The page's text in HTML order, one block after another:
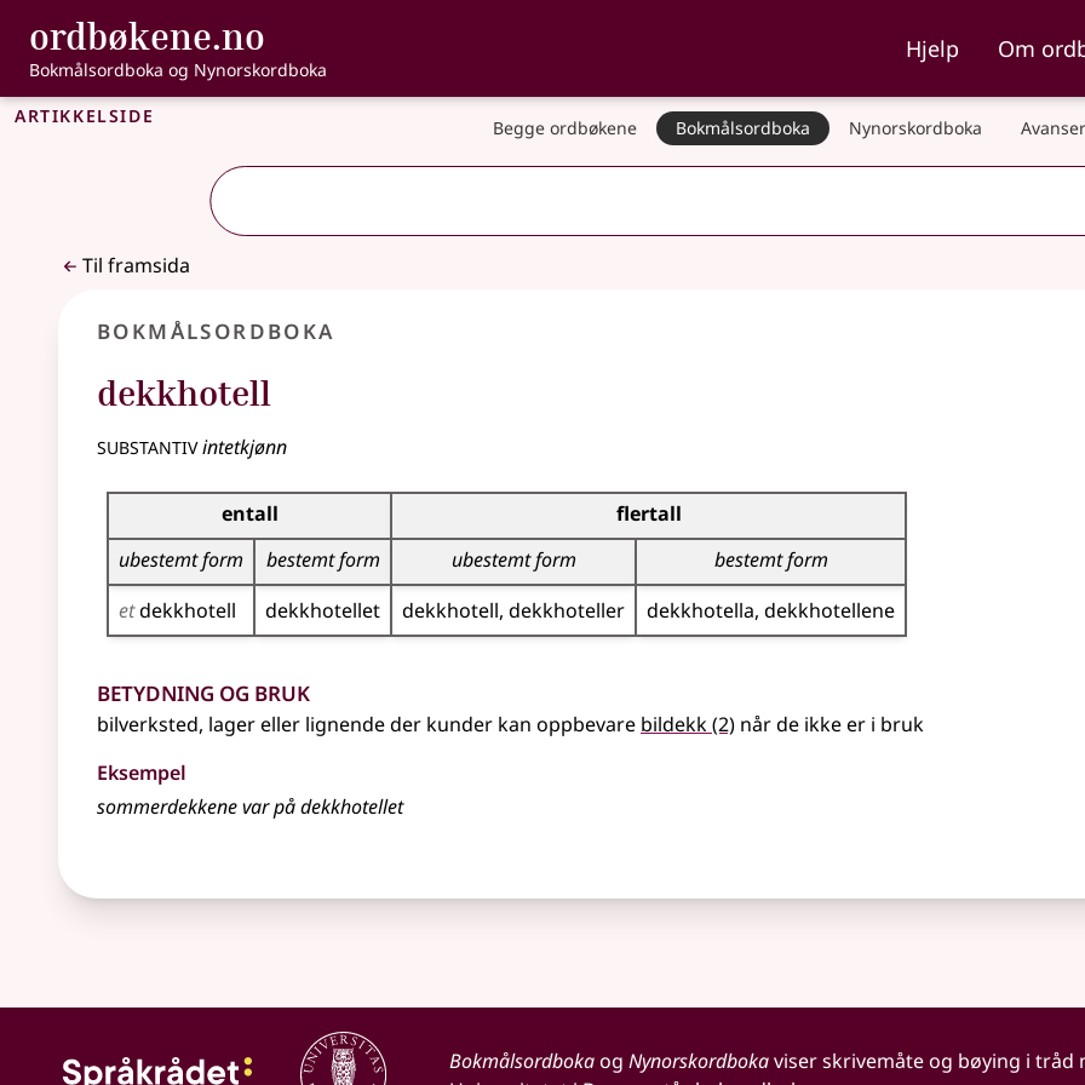
Gå til hovudinnhald
Tilgjenge
ordbøkene.no , Bokmålsordboka og Nynorskordboka
Bokmålsordboka og Nynorskordboka
Hjelp Om
Artikkelside Begge ordbøkene Bokmålsordboka Nynorskordboka
Til framsida
Bokmålsordboka
dekkhotell
substantivintetkjønn
Bøyingstabell for dette substantivet
entall
flertall
ubestemt form
bestemt form ubestemt form
bestemt form
etdekkhotell dekkhotellet dekkhotell dekkhoteller dekkhotella dekkhotellene
Betydning og bruk
bilverksted, lagereller lignendeder kunder kan oppbevare bildekk(2) når de ikke er i bruk
Eksempel
sommerdekkene var på dekkhotellet
Bokmålsordbokaog Nynorskordbokaviser skrivemåte og bøying i tråd